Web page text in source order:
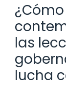
las
lucha